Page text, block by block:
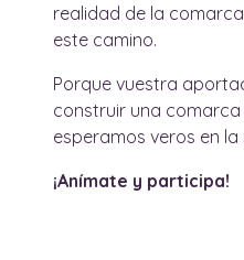
realidad de la
este camino.
Porque vuestra
construir una comarca
esperamos veros en la
¡Anímate y participa!